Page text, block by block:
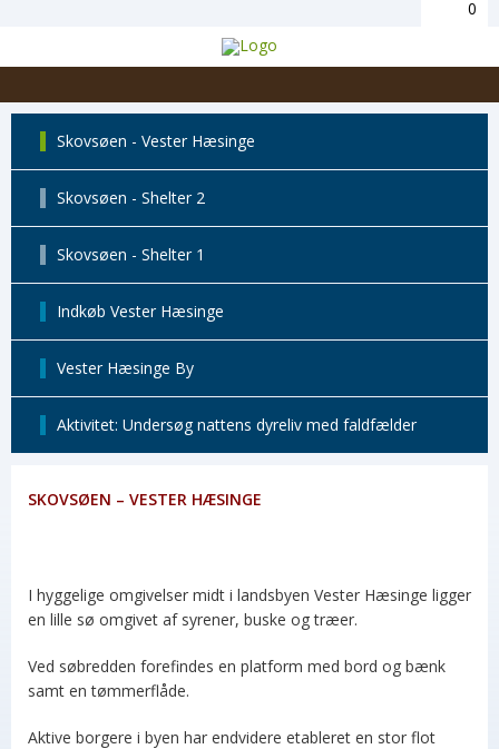
0
Skovsøen - Vester Hæsinge
Skovsøen - Shelter 2
Skovsøen - Shelter 1
Indkøb Vester Hæsinge
Vester Hæsinge By
Aktivitet: Undersøg nattens dyreliv med faldfælder
SKOVSØEN – VESTER HÆSINGE
I hyggelige omgivelser midt i landsbyen Vester Hæsinge ligger
en lille sø omgivet af syrener, buske og træer.
Ved søbredden forefindes en platform med bord og bænk
samt en tømmerflåde.
Aktive borgere i byen har endvidere etableret en stor flot